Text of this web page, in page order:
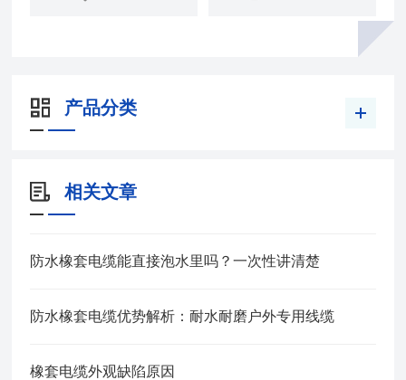
产品分类
相关文章
防水橡套电缆能直接泡水里吗？一次性讲清楚
防水橡套电缆优势解析：耐水耐磨户外专用线缆
橡套电缆外观缺陷原因